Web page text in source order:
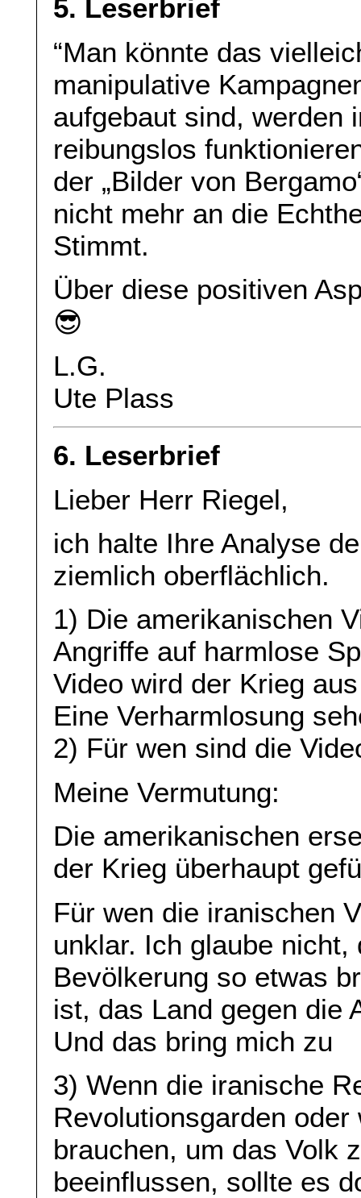
5. Leserbrief
“Man könnte das
manipulative
aufgebaut sind, werden
reibungslos
der „Bilder von
nicht mehr an die
Stimmt.
Über diese positiven
😎
L.G.
Ute Plass
6. Leserbrief
Lieber Herr Riegel,
ich halte Ihre Analyse
ziemlich oberflächlich.
1) Die amerikanischen
Angriffe auf harmlose
Video wird der Krieg
Eine Verharmlosung
2) Für wen sind die
Meine Vermutung:
Die amerikanischen
der Krieg überhaupt
Für wen die iranischen
unklar. Ich glaube
Bevölkerung so etwas
ist, das Land gegen die
Und das bring mich zu
3) Wenn die iranische
Revolutionsgarden
brauchen, um das Volk
beeinflussen, sollte es